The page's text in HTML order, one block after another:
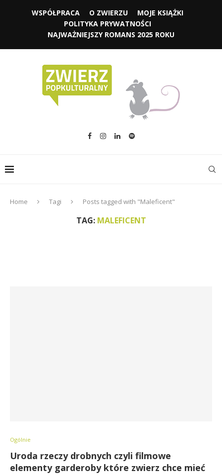
WSPÓŁPRACA O ZWIERZU
MOJE KSIĄŻKI
POLITYKA PRYWATNOŚCI
NAJWAŻNIEJSZY ROMANS 2025 ROKU
Home Tagi Posts tagged with "Maleficent"
TAG: MALEFICENT
Ogólnie
Uroda rzeczy drobnych czyli filmowe
elementy garderoby które zwierz chce mieć